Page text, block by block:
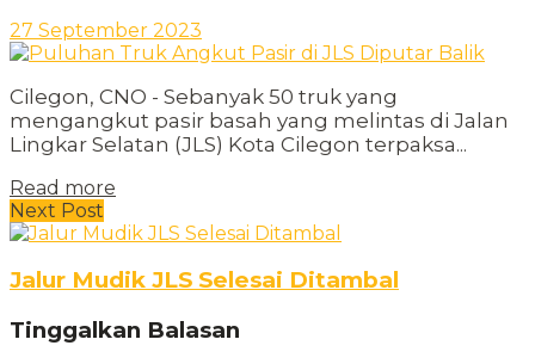
27 September 2023
Cilegon, CNO - Sebanyak 50 truk yang
mengangkut pasir basah yang melintas di Jalan
Lingkar Selatan (JLS) Kota Cilegon terpaksa...
Read more
Next Post
Jalur Mudik JLS Selesai Ditambal
Tinggalkan Balasan